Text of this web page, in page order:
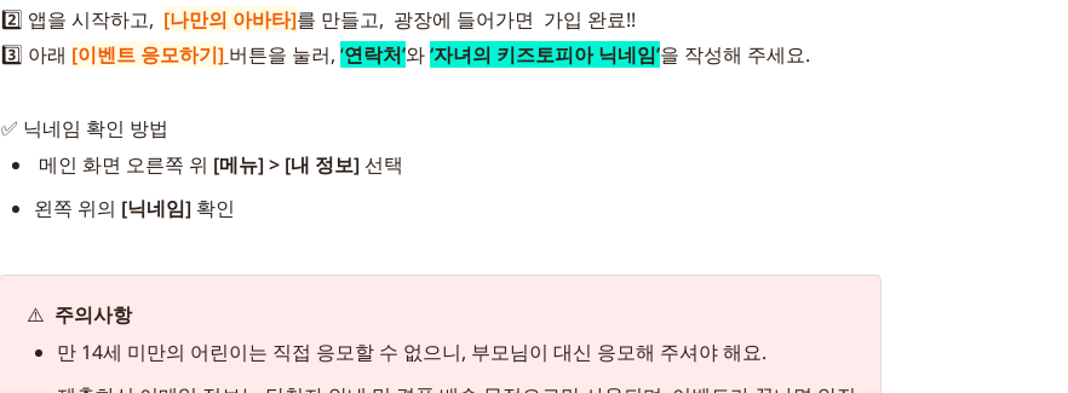
2️⃣ 앱을 시작하고, [나만의 아바타]를 만들고,  광장에 들어가면  가입 완료!!
3️⃣ 아래 [이벤트 응모하기] 버튼을 눌러, ‘연락처’와‘자녀의 키즈토피아 닉네임’을 작성해 주세요.
✅ 닉네임 확인 방법
메인 화면 오른쪽 위 [메뉴] > [내 정보] 선택
왼쪽 위의 [닉네임] 확인
⚠️
  주의사항
만 14세 미만의 어린이는 직접 응모할 수 없으니, 부모님이 대신 응모해 주셔야 해요.